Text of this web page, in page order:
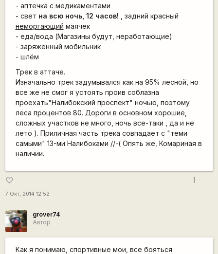
- аптечка с медикаментами
- свет на всю ночь, 12 часов! , задний красный
неморгающий маячек
- еда/вода (Магазины будут, неработающие)
- заряженный мобильник
- шлём
Трек в аттаче.
Изначально трек задумывался как на 95% лесной, но
все же не смог я устоять проив соблазна
проехать"Налибокский проспект" ночью, поэтому
леса процентов 80. Дороги в основном хорошие,
сложных участков не много, ночь все-таки , да и не
лето ). Приличная часть трека совпадает с "теми
самыми" 13-ми Налибоками //-( Опять же, Комариная в
наличии.
favorite_border
7 Окт, 2014 12:52
more_vert
grover74
Автор
Как я понимаю, спортивные мои, все бояться